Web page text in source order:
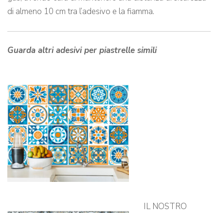
di almeno 10 cm tra l’adesivo e la fiamma.
Guarda altri adesivi per piastrelle simili
IL NOSTRO